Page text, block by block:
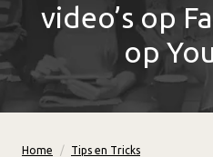
video’s op
op
Home
Tips en Tricks